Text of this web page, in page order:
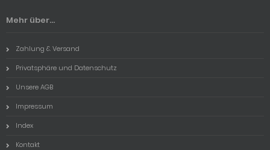
Mehr über...
Zahlung & Versand
Privatsphäre und Datenschutz
Unsere AGB
Impressum
Index
Kontakt